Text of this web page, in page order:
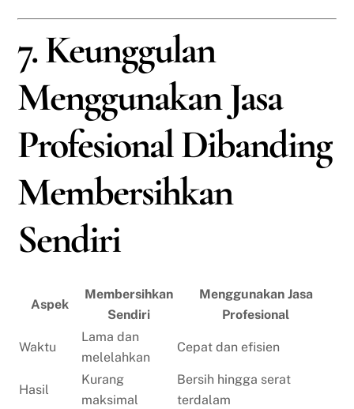
7. Keunggulan
Menggunakan Jasa
Profesional Dibanding
Membersihkan
Sendiri
Aspek
Membersihkan
Sendiri
Menggunakan Jasa
Profesional
Waktu
Lama dan
melelahkan
Cepat dan efisien
Hasil
Kurang
maksimal
Bersih hingga serat
terdalam